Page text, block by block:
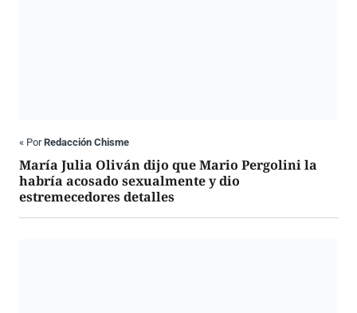
« PorRedacción Chisme
María Julia Oliván dijo que Mario Pergolini la
habría acosado sexualmente y dio
estremecedores detalles